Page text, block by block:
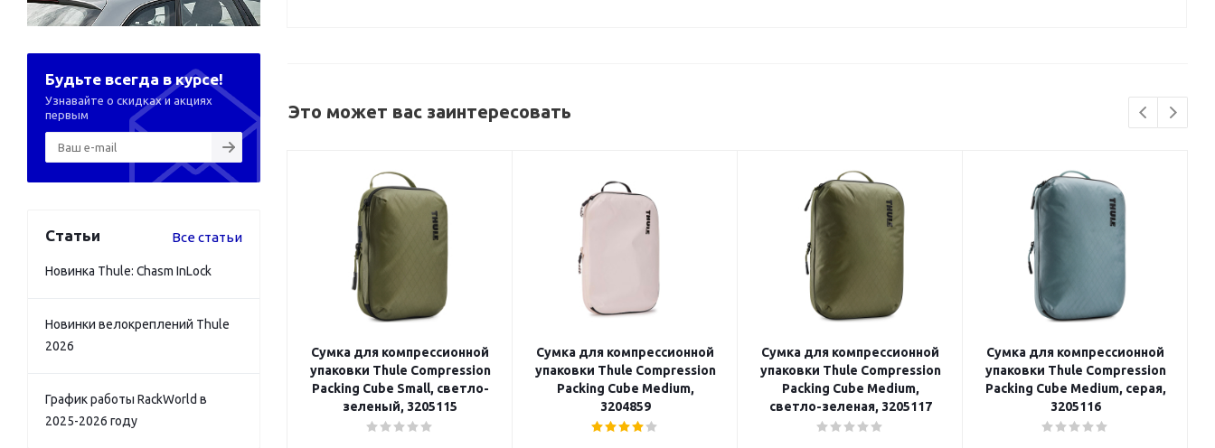
Это может вас заинтересовать
Сумка для компрессионной
упаковки Thule Compression
Packing Cube Small, светло-
зеленый, 3205115
Сумка для компрессионной
упаковки Thule Compression
Packing Cube Medium,
3204859
Сумка для компрессионной
упаковки Thule Compression
Packing Cube Medium,
светло-зеленая, 3205117
Сумка для компрессионной
упаковки Thule Compression
Packing Cube Medium, серая,
3205116
Будьте всегда в курсе!
Узнавайте о скидках и акциях
первым
Статьи Все статьи
Новинка Thule: Chasm InLock
Новинки велокреплений Thule
2026
График работы RackWorld в
2025-2026 году